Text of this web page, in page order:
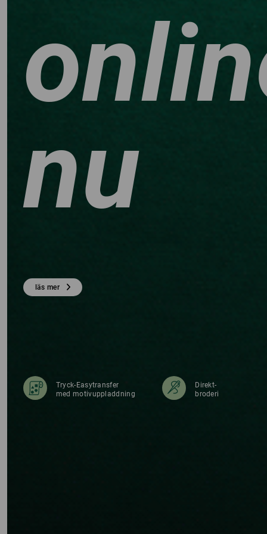
nu
läs mer
Tryck-Easytransfer
med motivuppladdning
Direkt-
broderi